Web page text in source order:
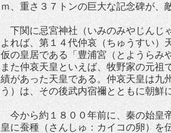
ｍ、重さ３７トンの巨大な記念碑が、
下関に忌宮神社（いみのみやじんじ
よれば、第１４代仲哀（ちゅうすい）
仮の皇居である「豊浦宮（とようらみ
また仲哀天皇といえば、牧野家の元祖
績があった天皇である。仲哀天皇は九
う）は、その後武内宿禰とともに朝鮮
今から約１８００年前に、秦の始皇
皇に蚕種（さんしゅ：カイコの卵）を